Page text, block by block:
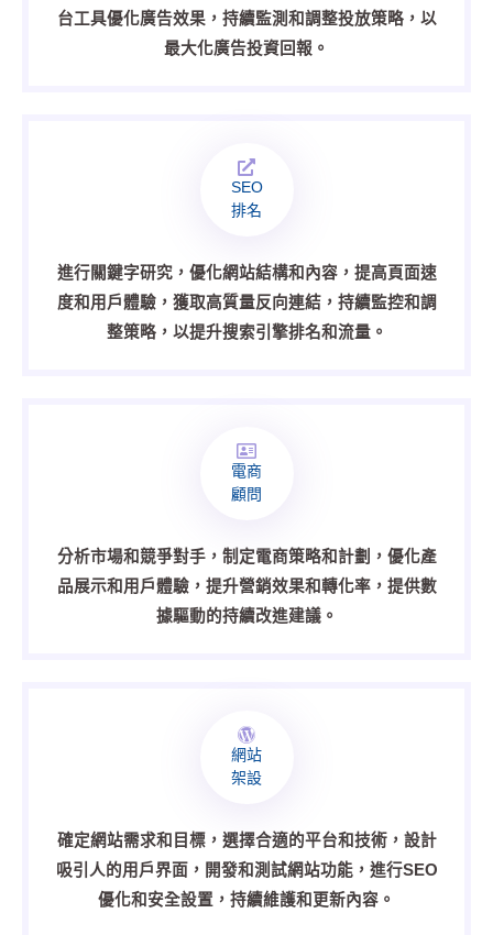
台工具優化廣告效果，持續監測和調整投放策略，以
最大化廣告投資回報。
SEO
排名
進行關鍵字研究，優化網站結構和內容，提高頁面速
度和用戶體驗，獲取高質量反向連結，持續監控和調
整策略，以提升搜索引擎排名和流量。
電商
顧問
分析市場和競爭對手，制定電商策略和計劃，優化產
品展示和用戶體驗，提升營銷效果和轉化率，提供數
據驅動的持續改進建議。
網站
架設
確定網站需求和目標，選擇合適的平台和技術，設計
吸引人的用戶界面，開發和測試網站功能，進行SEO
優化和安全設置，持續維護和更新內容。